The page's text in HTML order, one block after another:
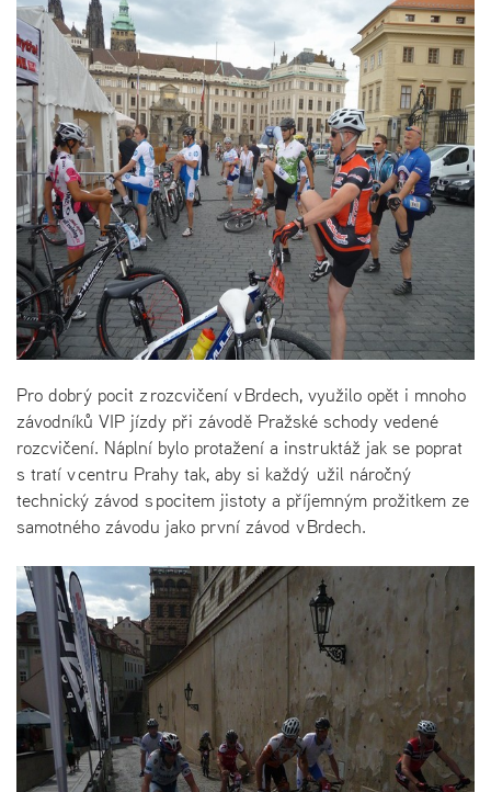
Pro dobrý pocit z rozcvičení v Brdech, využilo opět i mnoho
závodníků VIP jízdy při závodě Pražské schody vedené
rozcvičení. Náplní bylo protažení a instruktáž jak se poprat
s tratí v centru Prahy tak, aby si každý užil náročný
technický závod s pocitem jistoty a příjemným prožitkem ze
samotného závodu jako první závod v Brdech.